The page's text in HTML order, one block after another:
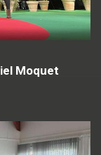
Moquet